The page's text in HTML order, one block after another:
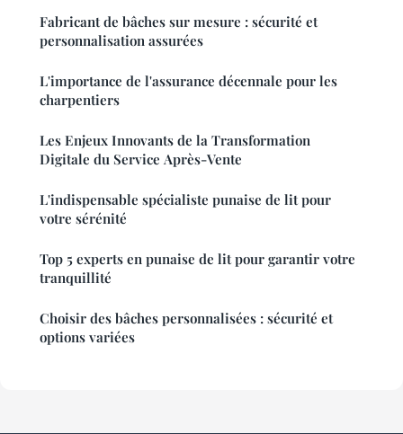
Fabricant de bâches sur mesure : sécurité et
personnalisation assurées
L'importance de l'assurance décennale pour les
charpentiers
Les Enjeux Innovants de la Transformation
Digitale du Service Après-Vente
L'indispensable spécialiste punaise de lit pour
votre sérénité
Top 5 experts en punaise de lit pour garantir votre
tranquillité
Choisir des bâches personnalisées : sécurité et
options variées